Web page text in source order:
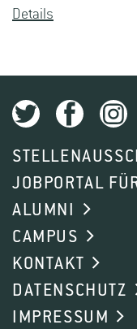
De­tails
JOBPORTAL
ALUMNI
CAMPUS
KONTAKT
DATENSCHUTZ
IMPRESSUM